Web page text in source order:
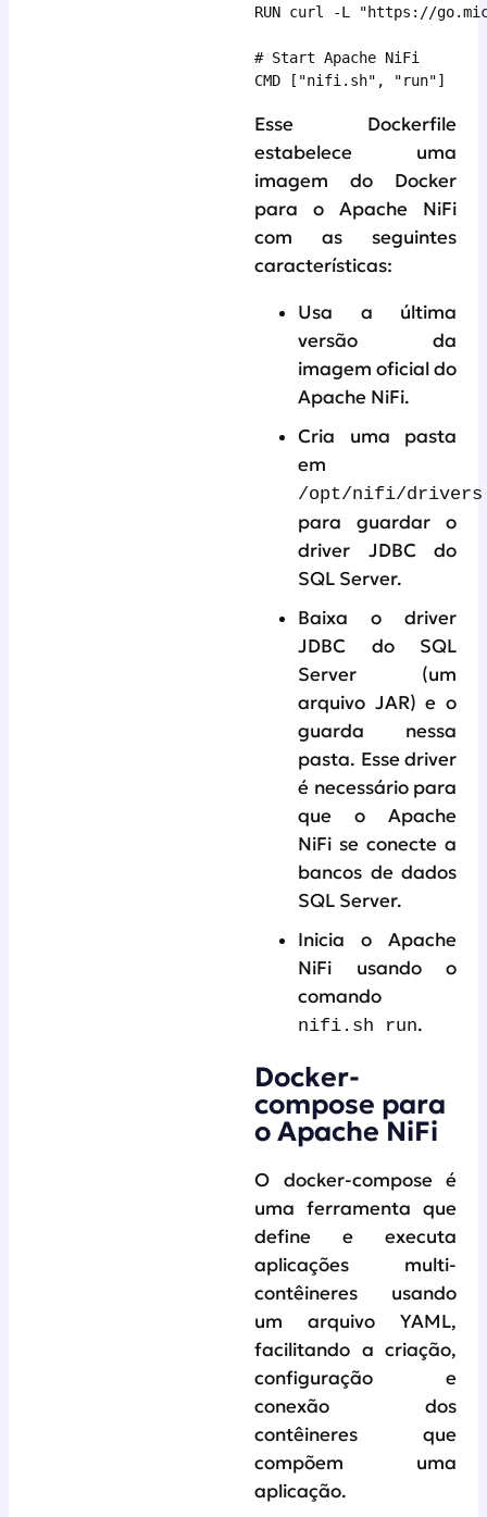
RUN curl -L "https://
# Start Apache NiFi
CMD ["nifi.sh", "run"]
Esse Dockerfile
estabelece uma
imagem do Docker
para o Apache NiFi
com as seguintes
características:
Usa a última
versão da
imagem oficial do
Apache NiFi.
Cria uma pasta
em
/opt/nifi/drivers
para guardar o
driver JDBC do
SQL Server.
Baixa o driver
JDBC do SQL
Server (um
arquivo JAR) e o
guarda nessa
pasta. Esse driver
é necessário para
que o Apache
NiFi se conecte a
bancos de dados
SQL Server.
Inicia o Apache
NiFi usando o
comando
nifi.sh run.
Docker-
compose para
o Apache NiFi
O docker-compose é
uma ferramenta que
define e executa
aplicações multi-
contêineres usando
um arquivo YAML,
facilitando a criação,
configuração e
conexão dos
contêineres que
compõem uma
aplicação.